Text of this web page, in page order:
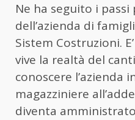
Ne ha seguito i
dell’azienda di
Sistem Costruzioni.
vive la realtà del
conoscere l’azienda
magazziniere
diventa